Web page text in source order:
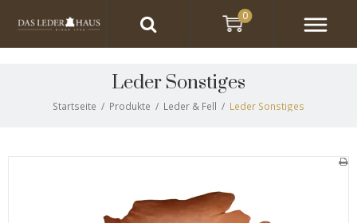
Leder Sonstiges
Startseite / Produkte / Leder & Fell / Leder Sonstiges
0